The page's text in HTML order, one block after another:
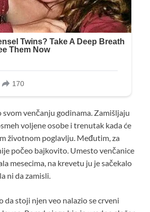
svom venčanju godinama. Zamišljaju
voljene osobe i trenutak kada će
životnom poglavlju. Međutim, za
počeo bajkovito. Umesto venčanice
mesecima, na krevetu ju je sačekalo
ni da zamisli.
da stoji njen veo nalazio se crveni